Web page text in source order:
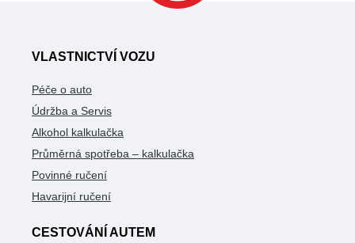
VLASTNICTVÍ VOZU
Péče o auto
Údržba a Servis
Alkohol kalkulačka
Průměrná spotřeba – kalkulačka
Povinné ručení
Havarijní ručení
CESTOVÁNÍ AUTEM